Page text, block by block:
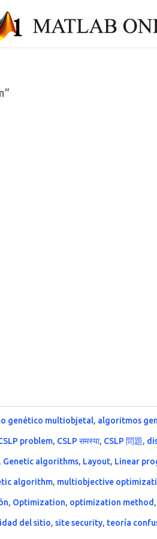
genético multiobjetal, algoritmos
problem, CSLP समस्या, CSLP 問題,
, Genetic algorithms, Layout, Linear
algorithm, multiobjective
, Optimization, optimization method,
del sitio,site security, teoría